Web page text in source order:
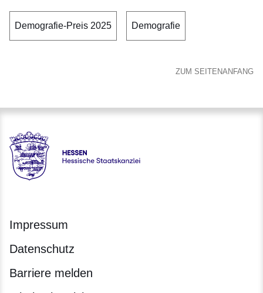
Demografie-Preis 2025 Demografie
ZUM SEITENANFANG
Hessen - Hessische Staatskanzlei
Impressum
Datenschutz
Barriere melden